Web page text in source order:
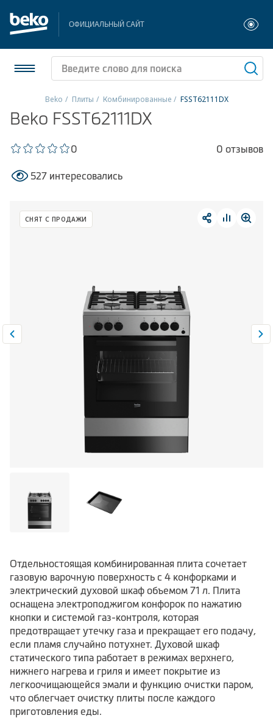
ОФИЦИАЛЬНЫЙ САЙТ
Холодильники и морозильники
Стиральные и сушильные машины
Посудомоечные машины
Встраиваемая техника
Климатическая техника
Сравнить 0
Beko Плиты Комбинированные FSST62111DX
Beko FSST62111DX
0 0 отзывов
527 интересовались
СНЯТ С ПРОДАЖИ
Отдельностоящая комбинированная плита сочетает
газовую варочную поверхность с 4 конфорками и
электрический духовой шкаф объемом 71 л. Плита
оснащена электроподжигом конфорок по нажатию
кнопки и системой газ-контроля, которая
предотвращает утечку газа и прекращает его подачу,
если пламя случайно потухнет. Духовой шкаф
статического типа работает в режимах верхнего,
нижнего нагрева и гриля и имеет покрытие из
легкоочищающейся эмали и функцию очистки паром,
что облегчает очистку плиты после каждого
приготовления еды.